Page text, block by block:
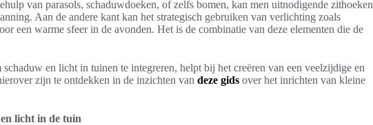
van parasols, schaduwdoeken, of zelfs bomen, kan men uitnodigende zithoeken
Aan de andere kant kan het strategisch gebruiken van verlichting zoals
een warme sfeer in de avonden. Het is de combinatie van deze elementen die de
en licht in tuinen te integreren, helpt bij het creëren van een veelzijdige en
zijn te ontdekken in de inzichten van deze gids over het inrichten van kleine
licht in de tuin